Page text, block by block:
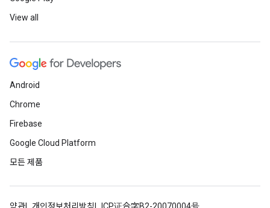
View all
Android
Chrome
Firebase
Google Cloud Platform
모든 제품